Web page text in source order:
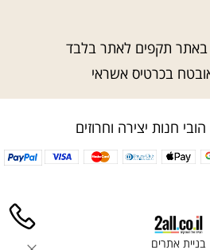
באתר תקפים לאתר בלבד
בכרטיס אשראי
בניית אתרים